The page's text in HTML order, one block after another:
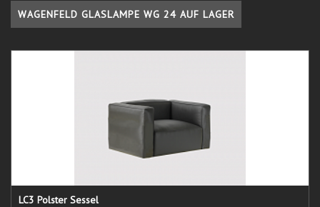
WAGENFELD GLASLAMPE WG 24 AUF LAGER
LC3 Polster Sessel